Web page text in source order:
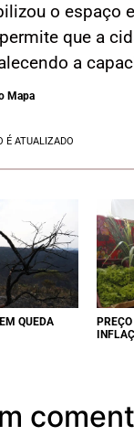
o espaço
que a
a
Mapa
É ATUALIZADO
QUEDA